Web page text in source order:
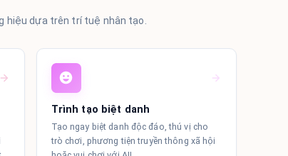
hiệu dựa trên trí tuệ nhân tạo.
Trình tạo biệt danh
Tạo ngay biệt danh độc đáo, thú vị cho
trò chơi, phương tiện truyền thông xã hội